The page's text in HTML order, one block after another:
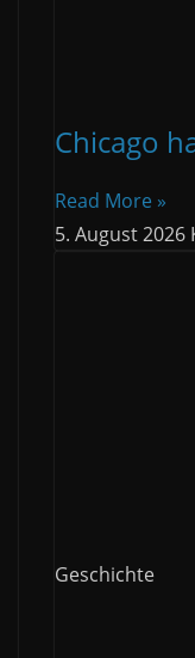
Chicago
Read More »
5. August 2026
Geschichte